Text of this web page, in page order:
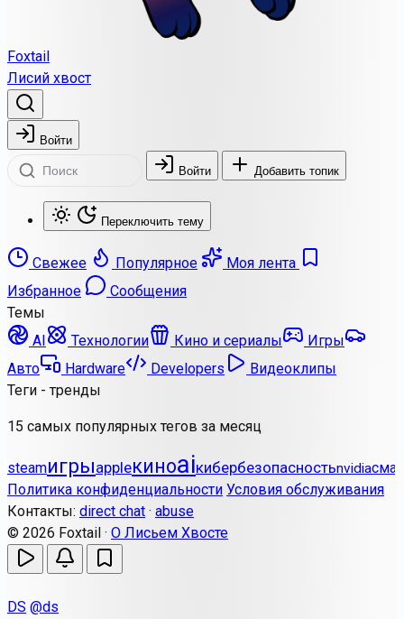
Foxtail
Лисий хвост
Войти
Войти Добавить топик
Переключить тему
Свежее Популярное
Моя лента
Избранное
Сообщения
Темы
AI
Технологии Кино и сериалы
Игры
Авто
Hardware Developers
Видеоклипы
Теги - тренды
15 самых популярных тегов за месяц
steamигрыappleкиноaiкибербезопасностьnvidia
Политика конфиденциальности Условия обслуживания
Контакты: direct chat · abuse
© 2026 Foxtail · О Лисьем Хвосте
DS @ds